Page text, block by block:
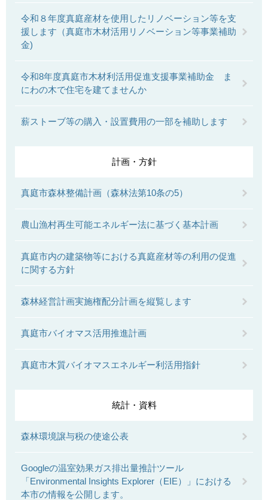
令和８年度真庭産材を使用したリノベーション等を支
援します（真庭市木材活用リノベーション等事業補助
金)
令和8年度真庭市木材利活用促進支援事業補助金 ま
にわの木で住宅を建てませんか
薪ストーブ等の購入・設置費用の一部を補助します
計画・方針
真庭市森林整備計画（森林法第10条の5）
農山漁村再生可能エネルギー法に基づく基本計画
真庭市内の建築物等における真庭産材等の利用の促進
に関する方針
森林経営計画実施権配分計画を縦覧します
真庭市バイオマス活用推進計画
真庭市木質バイオマスエネルギー利活用指針
統計・資料
森林環境譲与税の使途公表
Googleの温室効果ガス排出量推計ツール
「Environmental Insights Explorer（EIE）」における
本市の情報を公開します。